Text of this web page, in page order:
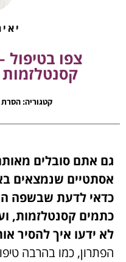
צפו בטיפול
קסנטלזמות
קטגוריה: הסרת
גם אתם סובלים
אסתטיים שנמצאים
כדאי לדעת שבשפה
כתמים קסנטלזמות,
לא ידעו איך להסיר
הפתרון, כמו בהרבה